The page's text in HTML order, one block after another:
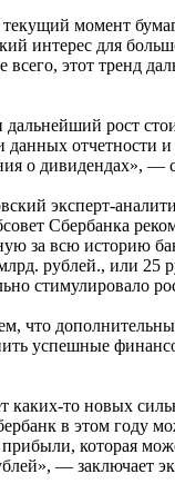
момент
интерес для
всего, этот тренд
рост
данных отчетности
о дивидендах», —
эксперт-
Сбербанка
за всю историю
рублей., или 25
стимулировало
что
успешные
каких-то новых
в этом году
которая
— заключает